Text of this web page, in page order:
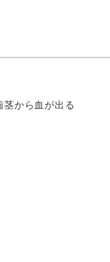
茎から血が出る